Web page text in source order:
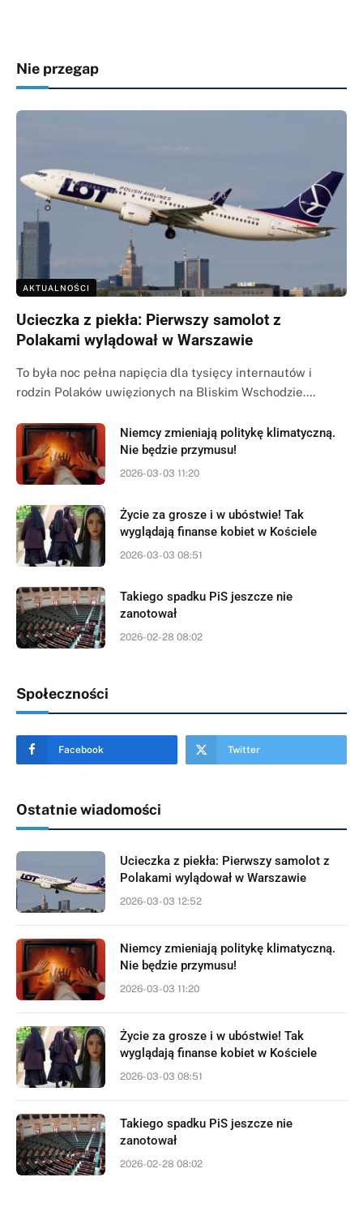
Nie przegap
AKTUALNOŚCI
Ucieczka z piekła: Pierwszy samolot z
Polakami wylądował w Warszawie
To była noc pełna napięcia dla tysięcy internautów i
rodzin Polaków uwięzionych na Bliskim Wschodzie.…
Niemcy zmieniają politykę klimatyczną.
Nie będzie przymusu!
2026-03-03 11:20
Życie za grosze i w ubóstwie! Tak
wyglądają finanse kobiet w Kościele
2026-03-03 08:51
Takiego spadku PiS jeszcze nie
zanotował
2026-02-28 08:02
Społeczności
Facebook Twitter
Ostatnie wiadomości
Ucieczka z piekła: Pierwszy samolot z
Polakami wylądował w Warszawie
2026-03-03 12:52
Niemcy zmieniają politykę klimatyczną.
Nie będzie przymusu!
2026-03-03 11:20
Życie za grosze i w ubóstwie! Tak
wyglądają finanse kobiet w Kościele
2026-03-03 08:51
Takiego spadku PiS jeszcze nie
zanotował
2026-02-28 08:02